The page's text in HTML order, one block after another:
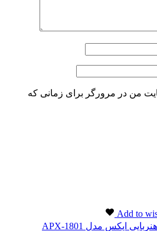
من در مرورگر برای زمانی که
Add to